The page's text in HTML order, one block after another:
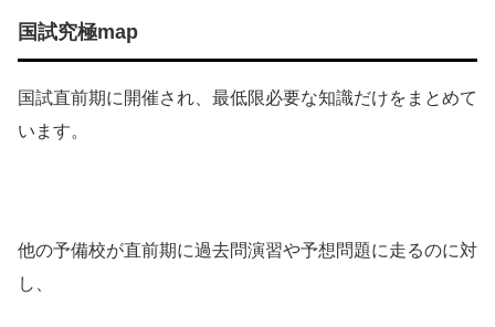
国試究極map
国試直前期に開催され、最低限必要な知識だけをまとめて
います。
他の予備校が直前期に過去問演習や予想問題に走るのに対
し、